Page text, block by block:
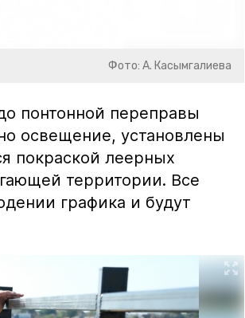
Фото: А. Касымгалиева
понтонной переправы
освещение, установлены
покраской леерных
территории. Все
графика и будут